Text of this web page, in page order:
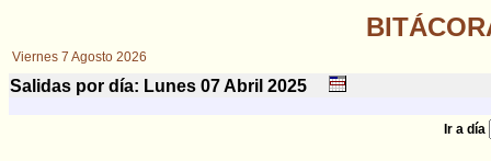
Viernes 7 Agosto 2026
Salidas por día: Lunes 07Abril 2025
Ir a día